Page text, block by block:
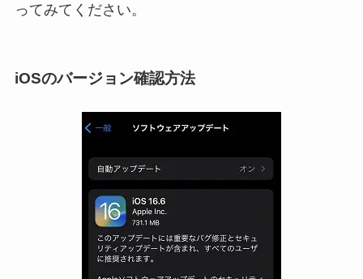
ってみてください。
iOSのバージョン確認方法